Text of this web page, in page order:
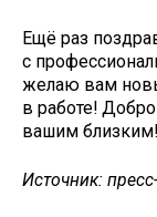
Ещё раз
с
желаю вам
в работе!
вашим близким!
Источник: